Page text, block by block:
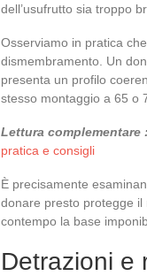
dell’usufrutto sia troppo
Osserviamo in pratica
dismembramento. Un
presenta un profilo
stesso montaggio a 65 o
Lettura complementare :
pratica e consigli
È precisamente
donare presto protegge
contempo la base
Detrazioni e